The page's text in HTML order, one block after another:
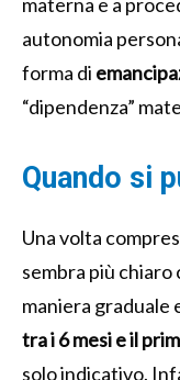
autonomia
forma di
“dipendenza”
Quando si
Una volta
sembra più chiaro
maniera graduale
tra i 6 mesi e il
solo indicativo.